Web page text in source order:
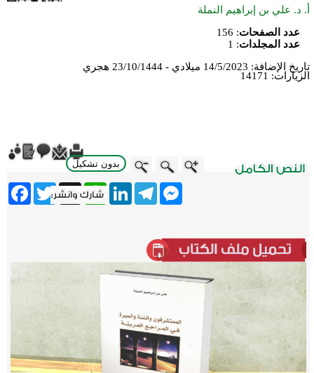
أ. د. علي بن إبراهيم النملة
عدد الصفحات:
156
عدد المجلدات:
1
تاريخ الإضافة: 14/5/2023 ميلادي - 23/10/1444 هجري
الزيارات: 14171
بدون تشكيل
Twitter X
WhatsApp
LinkedInTelegram
Messenger